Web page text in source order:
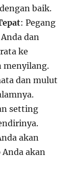
baik.
: Pegang
dan
ke
menyilang.
dan mulut
setting
akan
Anda akan